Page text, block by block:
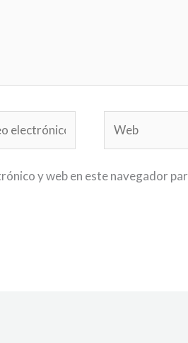
y web en este navegador